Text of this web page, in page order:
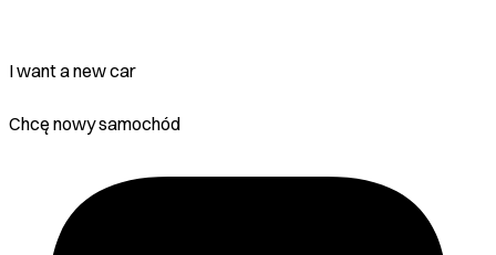
I want a new car
Chcę nowy samochód